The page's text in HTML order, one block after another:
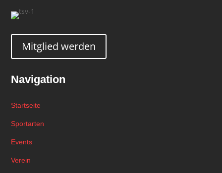
Mitglied werden
Navigation
Startseite
Sportarten
Events
Verein